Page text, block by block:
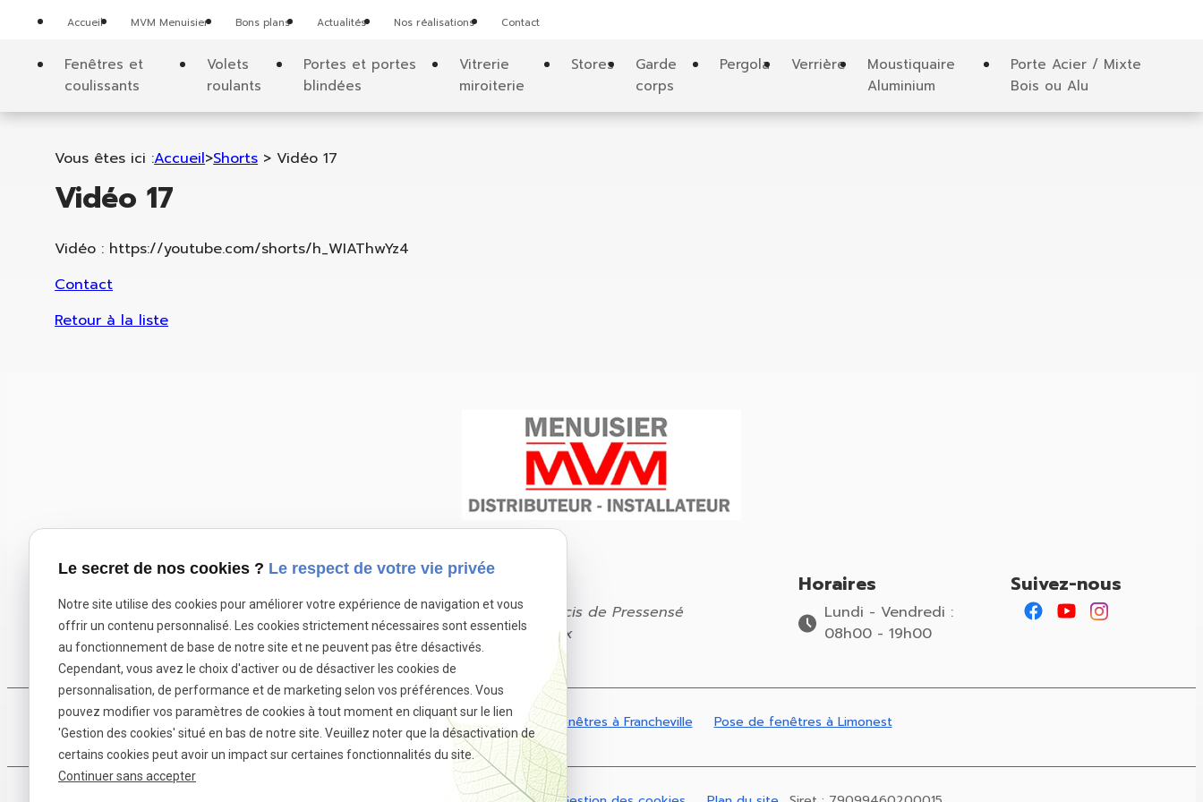
Accueil MVM Menuisier Bons plans Actualités Nos réalisations Contact
Fenêtres et
coulissants
Volets
roulants
Portes et portes
blindées
Vitrerie
miroiterie
Stores
Garde
corps
Pergola Verrière
Moustiquaire
Aluminium
Porte Acier / Mixte
Bois ou Alu
Vous êtes ici :Accueil>Shorts> Vidéo 17
Vidéo 17
Vidéo : https://youtube.com/shorts/h_WIAThwYz4
Contact
Retour à la liste
04 81 68 54 63
contact@mvm-menuiserie.com
Adresse
201 avenue Francis de Pressensé
69200 Vénissieux
Horaires
Lundi - Vendredi :
08h00 - 19h00
Suivez-nous
Pose de fenêtres à Dardilly Pose de fenêtres à Francheville Pose de fenêtres à Limonest
Le secret de nos cookies ? Le respect de votre vie privée
Notre site utilise des cookies pour améliorer votre expérience de navigation et vous
offrir un contenu personnalisé. Les cookies strictement nécessaires sont essentiels
au fonctionnement de base de notre site et ne peuvent pas être désactivés.
Cependant, vous avez le choix d'activer ou de désactiver les cookies de
personnalisation, de performance et de marketing selon vos préférences. Vous
pouvez modifier vos paramètres de cookies à tout moment en cliquant sur le lien
'Gestion des cookies' situé en bas de notre site. Veuillez noter que la désactivation de
certains cookies peut avoir un impact sur certaines fonctionnalités du site.
Continuer sans accepter